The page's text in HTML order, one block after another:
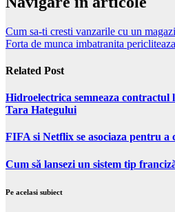
Cum sa-ti cresti vanzarile cu un
Forta de munca imbatranita
Related Post
Hidroelectrica semneaza
Tara Hategului
FIFA si Netflix se asociaza pentru a
Cum să lansezi un sistem tip
Pe acelasi subiect